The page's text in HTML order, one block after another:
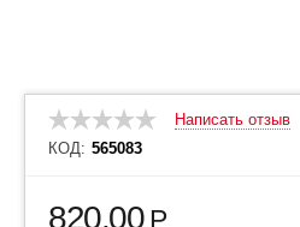
Написать отзыв
КОД: 565083
820.00 Р